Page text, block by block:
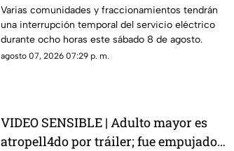
estás serán las zonas afectadas
Varias comunidades y fraccionamientos tendrán
una interrupción temporal del servicio eléctrico
durante ocho horas este sábado 8 de agosto.
agosto 07, 2026 07:29 p. m.
VIDEO SENSIBLE | Adulto mayor es
atropell4do por tráiler; fue empujado